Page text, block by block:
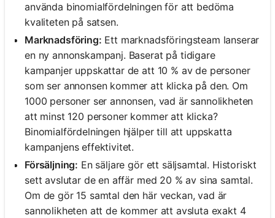
använda binomialfördelningen för att bedöma
kvaliteten på satsen.
Marknadsföring: Ett marknadsföringsteam lanserar
en ny annonskampanj. Baserat på tidigare
kampanjer uppskattar de att 10 % av de personer
som ser annonsen kommer att klicka på den. Om
1000 personer ser annonsen, vad är sannolikheten
att minst 120 personer kommer att klicka?
Binomialfördelningen hjälper till att uppskatta
kampanjens effektivitet.
Försäljning: En säljare gör ett säljsamtal. Historiskt
sett avslutar de en affär med 20 % av sina samtal.
Om de gör 15 samtal den här veckan, vad är
sannolikheten att de kommer att avsluta exakt 4